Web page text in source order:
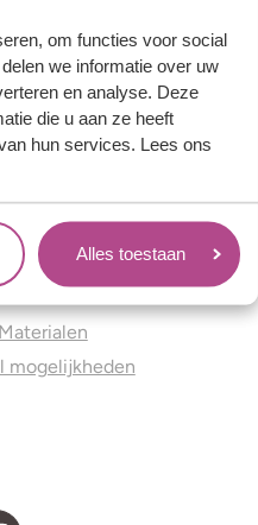
om functies voor social
we informatie over uw
en analyse. Deze
die u aan ze heeft
hun services. Lees ons
Alles toestaan
mogelijkheden